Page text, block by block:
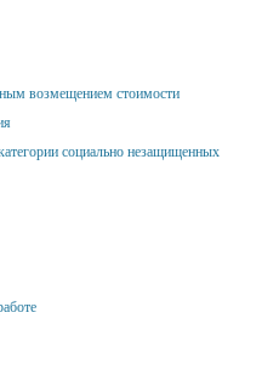
возмещением стоимости
социально незащищенных